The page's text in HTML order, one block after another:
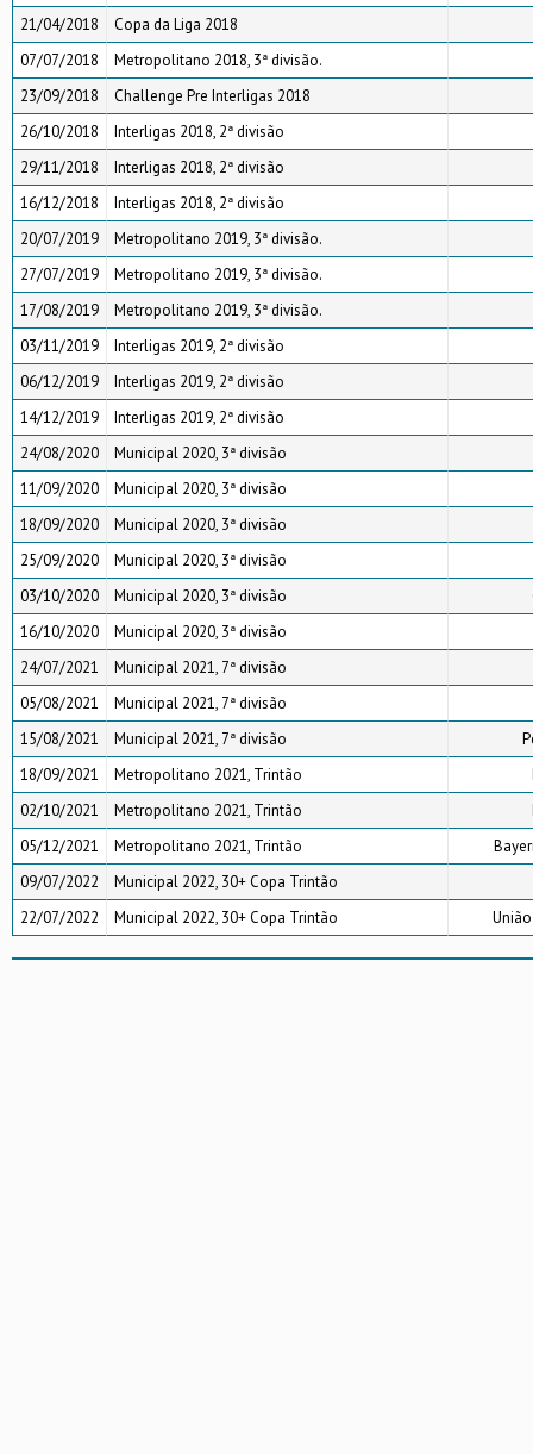
21/04/2018
Copa da Liga 2018
07/07/2018
Metropolitano 2018, 3ª divisão.
23/09/2018
Challenge Pre Interligas 2018
26/10/2018
Interligas 2018, 2ª divisão
29/11/2018
Interligas 2018, 2ª divisão
16/12/2018
Interligas 2018, 2ª divisão
20/07/2019
Metropolitano 2019, 3ª divisão.
27/07/2019
Metropolitano 2019, 3ª divisão.
17/08/2019
Metropolitano 2019, 3ª divisão.
03/11/2019
Interligas 2019, 2ª divisão
06/12/2019
Interligas 2019, 2ª divisão
14/12/2019
Interligas 2019, 2ª divisão
24/08/2020
Municipal 2020, 3ª divisão
11/09/2020
Municipal 2020, 3ª divisão
18/09/2020
Municipal 2020, 3ª divisão
25/09/2020
Municipal 2020, 3ª divisão
03/10/2020
Municipal 2020, 3ª divisão
16/10/2020
Municipal 2020, 3ª divisão
24/07/2021
Municipal 2021, 7ª divisão
05/08/2021
Municipal 2021, 7ª divisão
15/08/2021
Municipal 2021, 7ª divisão
18/09/2021
Metropolitano 2021, Trintão
02/10/2021
Metropolitano 2021, Trintão
05/12/2021
Metropolitano 2021, Trintão
09/07/2022
Municipal 2022, 30+ Copa Trintão
22/07/2022
Municipal 2022, 30+ Copa Trintão